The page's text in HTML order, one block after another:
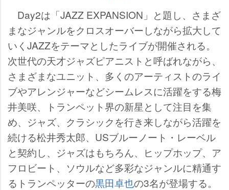
Day2は「JAZZ EXPANSION」と題し、さまざ
まなジャンルをクロスオーバーしながら拡大して
いくJAZZをテーマとしたライブが開催される。
次世代の天才ジャズピアニストと呼ばれながら、
さまざまなユニット、多くのアーティストのライ
ブやアレンジャーなどシームレスに活躍をする梅
井美咲、トランペット界の新星として注目を集
め、ジャズ、クラシックを行き来しながら活躍を
続ける松井秀太郎、USブルーノート・レーベル
と契約し、ジャズはもちろん、ヒップホップ、ア
フロビート、ソウルなど多彩なジャンルに精通す
るトランペッターの黒田卓也の3名が登場する。